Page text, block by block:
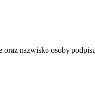
nazwisko osoby